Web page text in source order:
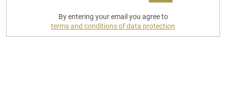
LOG
IN
By entering your email you agree to
terms and conditions of data protection